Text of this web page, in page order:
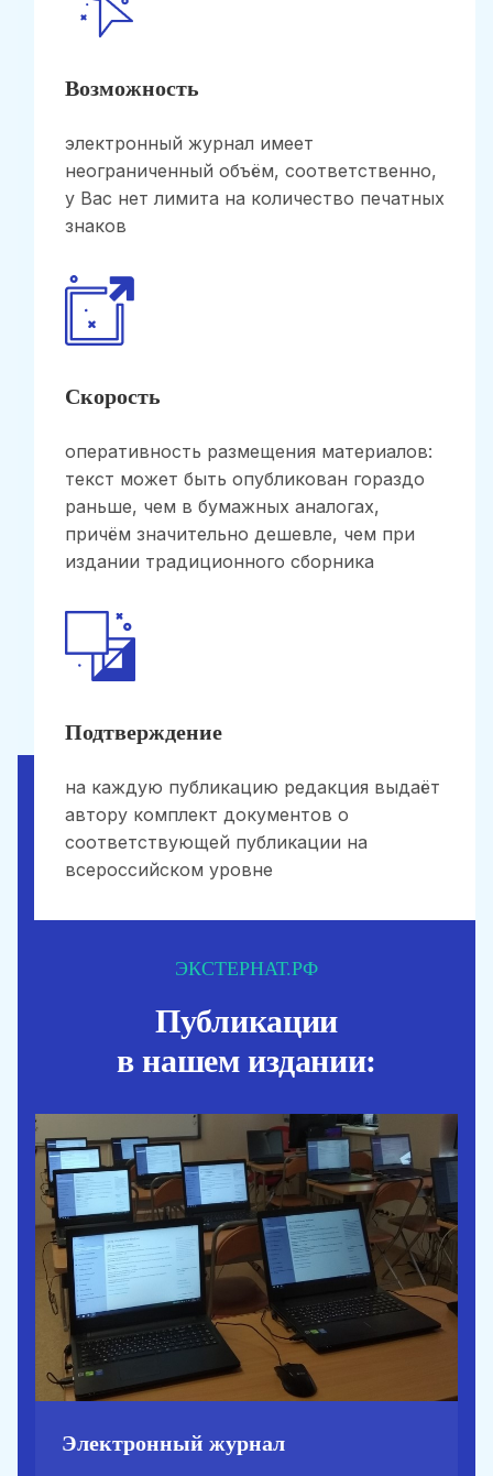
Возможность
электронный журнал имеет
неограниченный объём, соответственно,
у Вас нет лимита на количество печатных
знаков
Скорость
оперативность размещения материалов:
текст может быть опубликован гораздо
раньше, чем в бумажных аналогах,
причём значительно дешевле, чем при
издании традиционного сборника
Подтверждение
на каждую публикацию редакция выдаёт
автору комплект документов о
соответствующей публикации на
всероссийском уровне
ЭКСТЕРНАТ.РФ
Публикации
в нашем издании:
Электронный журнал